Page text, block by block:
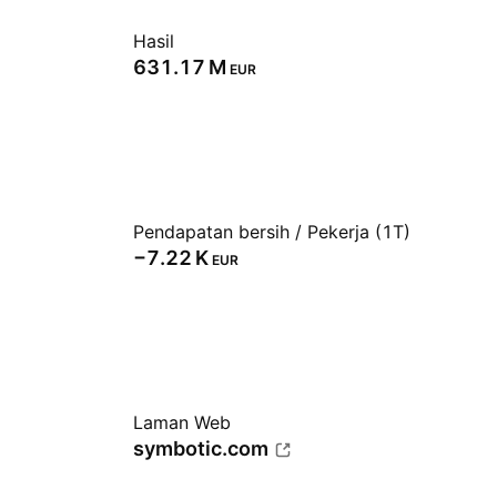
Hasil
‪631.17 M‬ EUR
Pendapatan bersih / Pekerja (1T)
‪−7.22 K‬ EUR
Laman Web
symbotic.com